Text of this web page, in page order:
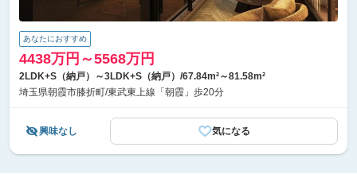
あなたにおすすめ
4438万円～5568万円
2LDK+S（納戸）～3LDK+S（納戸）/67.84m²～81.58m²
埼玉県朝霞市膝折町/東武東上線「朝霞」歩20分
興味なし 気になる